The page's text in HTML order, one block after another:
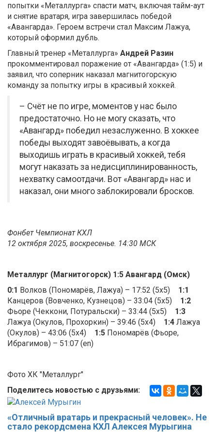
попытки «Металлурга» спасти матч, включая тайм-аут
и снятие вратаря, игра завершилась победой
«Авангарда». Героем встречи стал Максим Лажуа,
который оформил дубль.
Главный тренер «Металлурга» Андрей Разин
прокомментировал поражение от «Авангарда» (1:5) и
заявил, что соперник наказал магнитогорскую
команду за попытку игры в красивый хоккей.
– Счёт не по игре, моментов у нас было
предостаточно. Но не могу сказать, что
«Авангард» победил незаслуженно. В хоккее
победы выходят завоёвывать, а когда
выходишь играть в красивый хоккей, тебя
могут наказать за недисциплинированность,
нехватку самоотдачи. Вот «Авангард» нас и
наказал, они много заблокировали бросков.
Фонбет Чемпионат КХЛ
12 октября 2025, воскресенье. 14:30 МСК
Металлург (Магнитогорск) 1:5 Авангард (Омск)
0:1 Волков (Пономарёв, Лажуа) – 17:52 (5x5) 1:1
Канцеров (Вовченко, Кузнецов) – 33:04 (5x5) 1:2
Фьоре (Чеккони, Потуральски) – 33:44 (5x5) 1:3
Лажуа (Окулов, Прохоркин) – 39:46 (5x4) 1:4 Лажуа
(Окулов) – 43:06 (5x4) 1:5 Пономарёв (Фьоре,
Ибрагимов) – 51:07 (en)
Фото ХК "Металлург"
Поделитесь новостью с друзьями:
«Отличный вратарь и прекрасный человек». Не
стало рекордсмена КХЛ Алексея Мурыгина